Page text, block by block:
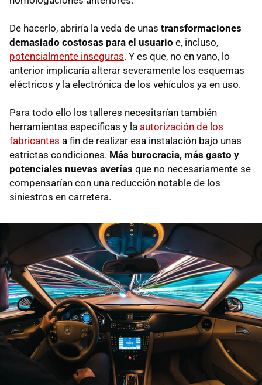
De hacerlo, abriría la veda de unas transformaciones
demasiado costosas para el usuario e, incluso,
potencialmente inseguras. Y es que, no en vano, lo
anterior implicaría alterar severamente los esquemas
eléctricos y la electrónica de los vehículos ya en uso.
Para todo ello los talleres necesitarían también
herramientas específicas y la autorización de los
fabricantes a fin de realizar esa instalación bajo unas
estrictas condiciones. Más burocracia, más gasto y
potenciales nuevas averías que no necesariamente se
compensarían con una reducción notable de los
siniestros en carretera.